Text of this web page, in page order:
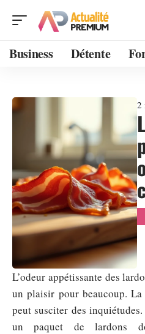
Business Détente
2
L’odeur appétissante des
un plaisir pour beaucoup.
peut susciter des
un paquet de lardons